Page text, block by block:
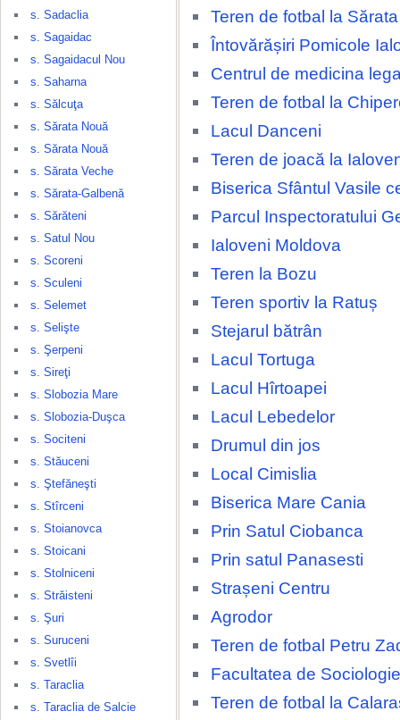
s. Sadaclia
s. Sagaidac
s. Sagaidacul Nou
s. Saharna
s. Sălcuţa
s. Sărata Nouă
s. Sărata Nouă
s. Sărata Veche
s. Sărata-Galbenă
s. Sărăteni
s. Satul Nou
s. Scoreni
s. Sculeni
s. Selemet
s. Selişte
s. Şerpeni
s. Sireţi
s. Slobozia Mare
s. Slobozia-Duşca
s. Sociteni
s. Stăuceni
s. Ştefăneşti
s. Stîrceni
s. Stoianovca
s. Stoicani
s. Stolniceni
s. Străisteni
s. Şuri
s. Suruceni
s. Svetlîi
s. Taraclia
s. Taraclia de Salcie
Teren de fotbal la
Întovărășiri Pomicole
Centrul de medicina
Teren de fotbal la
Lacul Danceni
Teren de joacă la
Biserica Sfântul Vasile
Parcul Inspectoratului
Ialoveni Moldova
Teren la Bozu
Teren sportiv la Ratuș
Stejarul bătrân
Lacul Tortuga
Lacul Hîrtoapei
Lacul Lebedelor
Drumul din jos
Local Cimislia
Biserica Mare Cania
Prin Satul Ciobanca
Prin satul Panasesti
Strașeni Centru
Agrodor
Teren de fotbal Petru
Facultatea de
Teren de fotbal la